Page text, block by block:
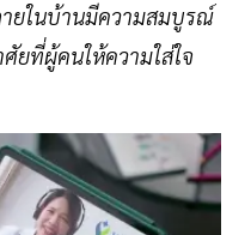
ายในบ้านมีความสมบูรณ์
ยที่ผู้คนให้ความใส่ใจ